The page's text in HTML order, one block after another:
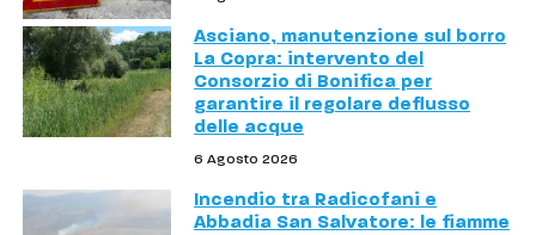
Asciano, manutenzione sul borro
La Copra: intervento del
Consorzio di Bonifica per
garantire il regolare deflusso
delle acque
6 Agosto 2026
Incendio tra Radicofani e
Abbadia San Salvatore: le fiamme